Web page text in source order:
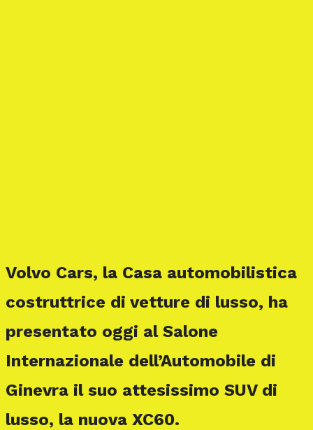
Volvo Cars, la Casa automobilistica
costruttrice di vetture di lusso, ha
presentato oggi al Salone
Internazionale dell’Automobile di
Ginevra il suo attesissimo SUV di
lusso, la nuova XC60.